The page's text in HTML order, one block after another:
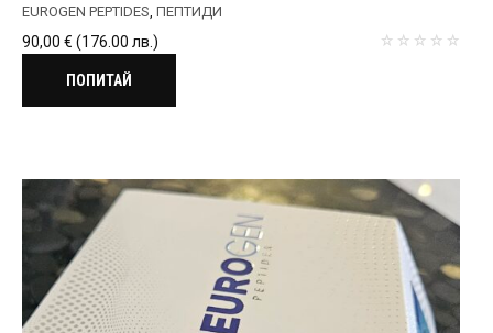
EUROGEN PEPTIDES,ПЕПТИДИ
90,00 € (176.00 лв.)
ПОПИТАЙ